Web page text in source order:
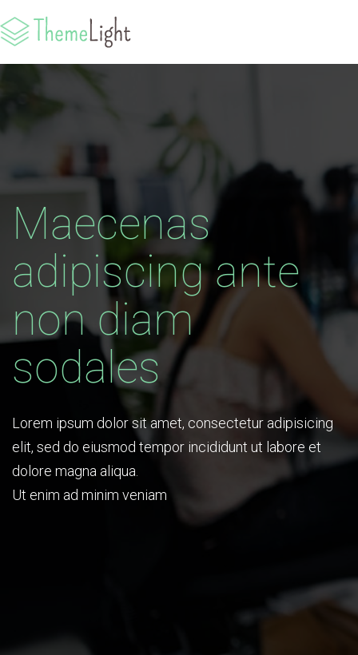
Maecenas
adipiscing ante
non diam
sodales
Lorem ipsum dolor sit amet, consectetur adipisicing
elit, sed do eiusmod tempor incididunt ut labore et
dolore magna aliqua.
Ut enim ad minim veniam